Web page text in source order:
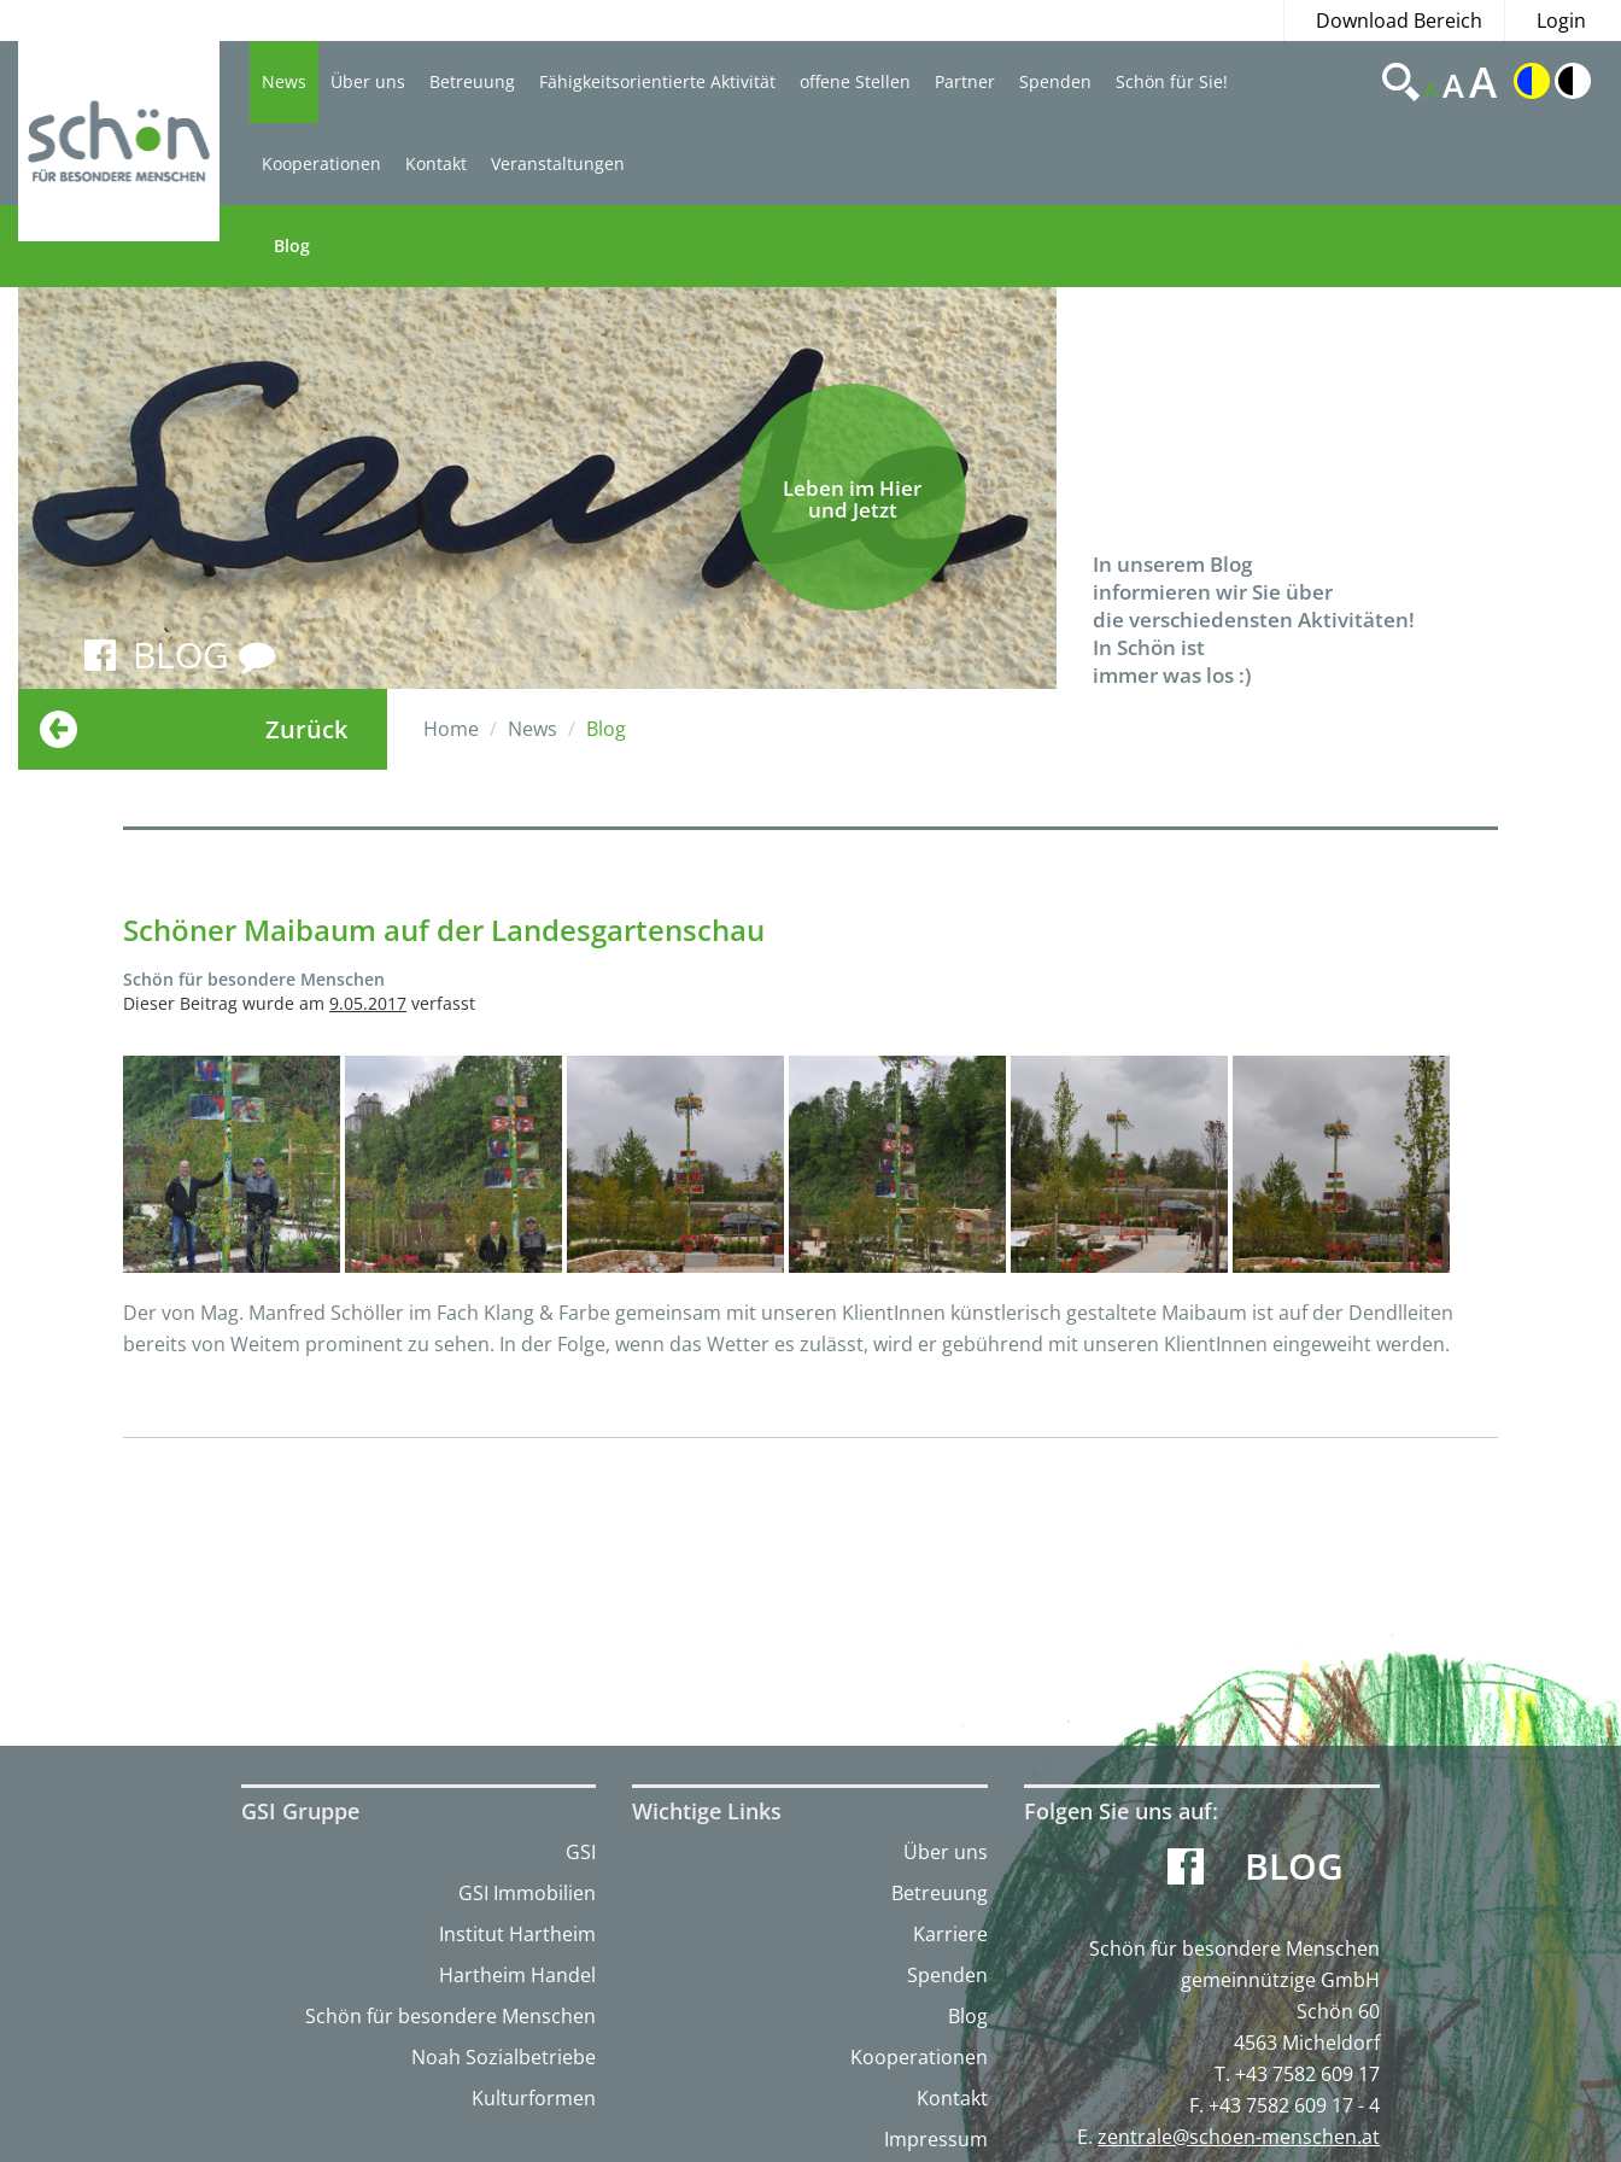
Download Bereich Login
News
Blog
Über uns Betreuung Fähigkeitsorientierte Aktivität offene Stellen Partner Spenden Schön für Sie!
Kooperationen Kontakt Veranstaltungen
AAA
Leben im Hier
und Jetzt
BLOG
In unserem Blog
informieren wir Sie über
die verschiedensten Aktivitäten!
In Schön ist
immer was los :)
Zurück Home News Blog
Schöner Maibaum auf der Landesgartenschau
Schön für besondere Menschen
Dieser Beitrag wurde am 9.05.2017 verfasst
Der von Mag. Manfred Schöller im Fach Klang & Farbe gemeinsam mit unseren KlientInnen künstlerisch gestaltete Maibaum ist auf der Dendlleiten
bereits von Weitem prominent zu sehen. In der Folge, wenn das Wetter es zulässt, wird er gebührend mit unseren KlientInnen eingeweiht werden.
GSI Gruppe
GSI
GSI Immobilien
Institut Hartheim
Hartheim Handel
Schön für besondere Menschen
Noah Sozialbetriebe
Kulturformen
Wichtige Links
Über uns
Betreuung
Karriere
Spenden
Blog
Kooperationen
Kontakt
Impressum
Folgen Sie uns auf:
BLOG
Schön für besondere Menschen
gemeinnützige GmbH
Schön 60
4563 Micheldorf
T. +43 7582 609 17
F. +43 7582 609 17 - 4
E.zentrale@schoen-menschen.at